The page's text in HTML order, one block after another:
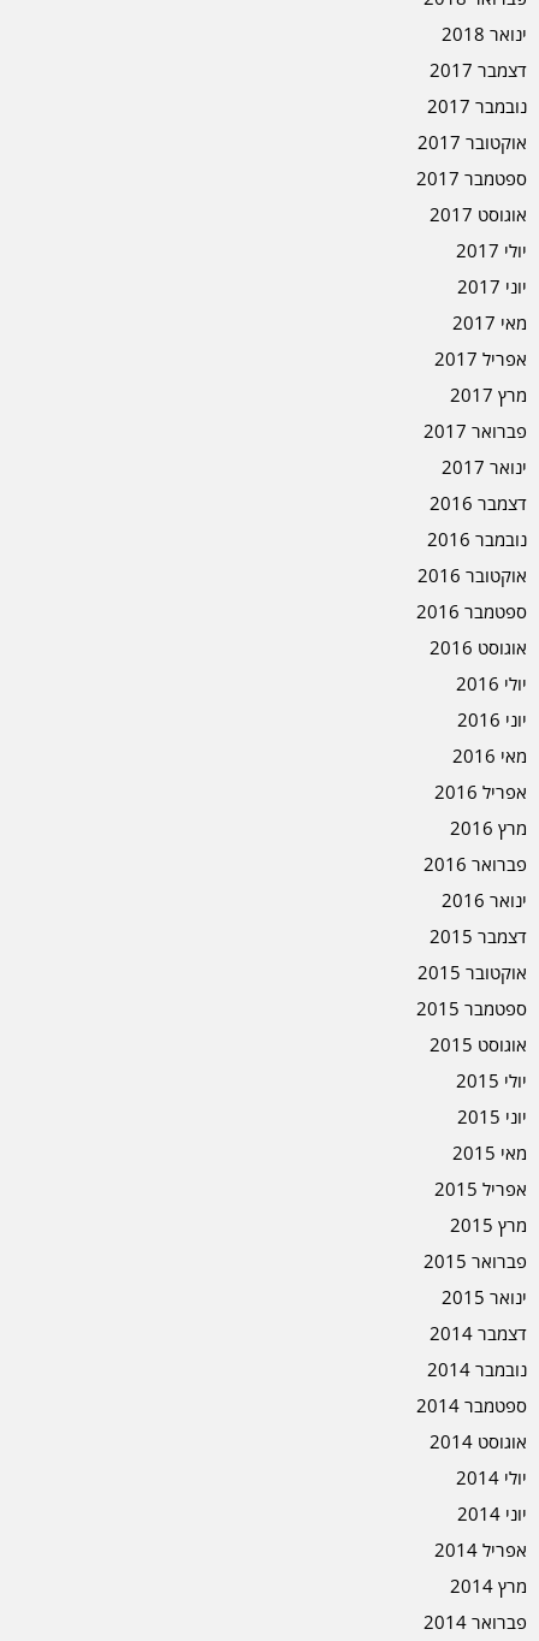
ינואר 2018
דצמבר 2017
נובמבר 2017
אוקטובר 2017
ספטמבר 2017
אוגוסט 2017
יולי 2017
יוני 2017
מאי 2017
אפריל 2017
מרץ 2017
פברואר 2017
ינואר 2017
דצמבר 2016
נובמבר 2016
אוקטובר 2016
ספטמבר 2016
אוגוסט 2016
יולי 2016
יוני 2016
מאי 2016
אפריל 2016
מרץ 2016
פברואר 2016
ינואר 2016
דצמבר 2015
אוקטובר 2015
ספטמבר 2015
אוגוסט 2015
יולי 2015
יוני 2015
מאי 2015
אפריל 2015
מרץ 2015
פברואר 2015
ינואר 2015
דצמבר 2014
נובמבר 2014
ספטמבר 2014
אוגוסט 2014
יולי 2014
יוני 2014
אפריל 2014
מרץ 2014
פברואר 2014